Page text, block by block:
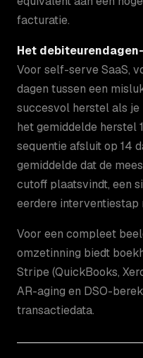
facturatie.
Het
Voor self-serve SaaS,
dagen tussen een
succesvol herstel als je
het gemiddelde herstel
sequentie afsluit op 14
gemiddelde dat de
cutoff plaatsvindt, een
eerdere interventiestap
Voor een compleet
omzetinning biedt
Stripe (QuickBooks,
AR-aging en DSO-
transactiedata.